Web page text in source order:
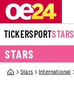
TICKERSPORTSTARS
STARS
Stars International